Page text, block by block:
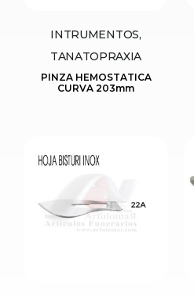
INTRUMENTOS,
TANATOPRAXIA
PINZA HEMOSTATICA
CURVA 203mm